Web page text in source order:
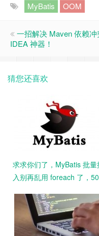
MyBatis OOM
一招解决 Maven 依赖冲
IDEA 神器！
猜您还喜欢
求求你们了，MyBatis 批量
入别再乱用 foreach 了，